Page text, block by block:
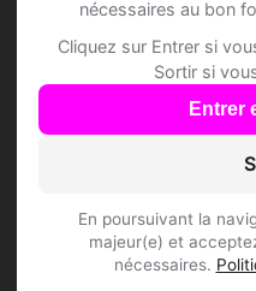
nécessaires au bon
Cliquez sur Entrer si
Sortir si
Entrer
En poursuivant la
majeur(e) et
nécessaires.
Comment trouver
L'inscription est-elle
Combien de
inscrits à Cousset ?